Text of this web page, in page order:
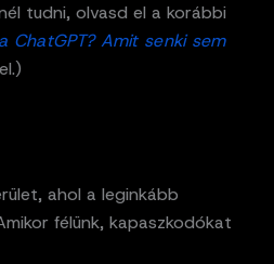
tudni, olvasd el a korábbi
ChatGPT? Amit senki sem
ahol a leginkább
félünk, kapaszkodókat